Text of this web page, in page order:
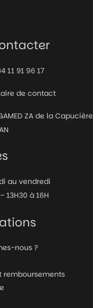
11 91 96 17
de contact
ZA de la Capucière
au vendredi
13H30 à 16H
nous ?
remboursements